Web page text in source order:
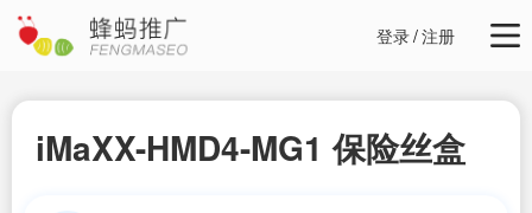
登录/注册
iMaXX-HMD4-MG1 保险丝盒